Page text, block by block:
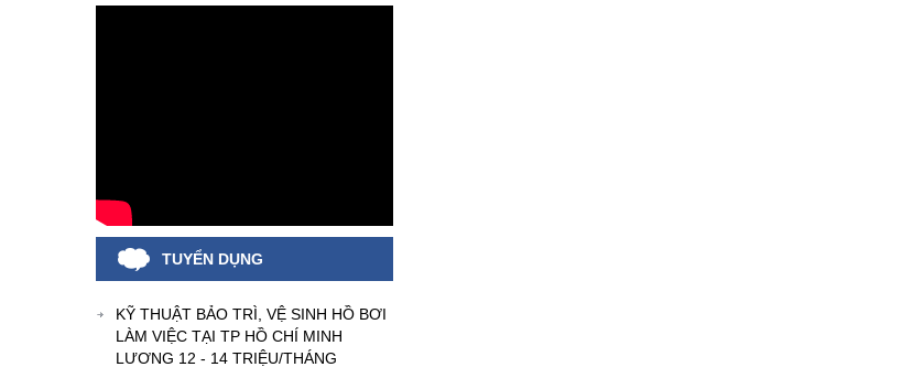
TUYỂN DỤNG
KỸ THUẬT BẢO TRÌ, VỆ SINH HỒ BƠI
LÀM VIỆC TẠI TP HỒ CHÍ MINH
LƯƠNG 12 - 14 TRIỆU/THÁNG